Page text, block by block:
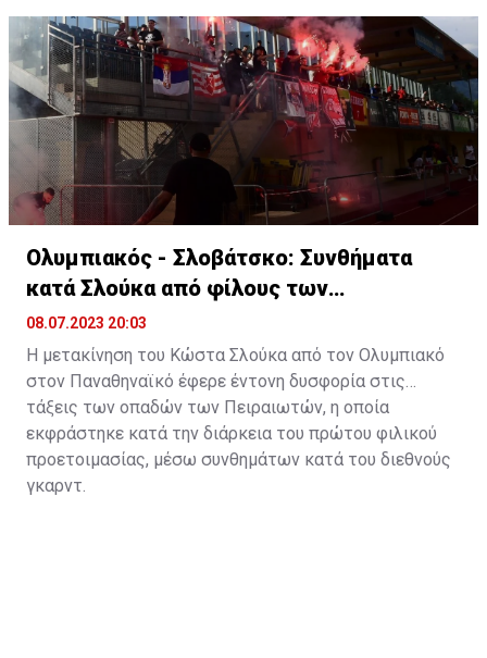
μίλησε για το θέμα της ημέρας, την μετακίνηση του
Κώστα Σλούκα από τους "ερυθρόλευκους" στους
"πράσινους" τονίζοντας: "Ο κάθε άνθρωπος είναι
μεγάλος, παίρνει τις δικές του αποφάσεις. Δεν είμαστε
όλοι ίδιοι. Τα δάχτυλα του χεριού δεν είναι όλα ίδια. Ο
καθένας αντιμετωπίζει τις καταστάσεις όπως πιστεύει
εκείνος καλύτερα για την οικογένεια του, για τον
εγωισμό του. Για αυτά που πιστεύει ότι μπορεί να κάνει.
Πήρε μια απόφαση, σίγουρα ο Κώστας για να πάρει αυτή
την απόφαση τη σκέφτηκε με την οικογένεια του. Ο
καθένας κάνει αυτό που πραγματικά πιστεύει καλύτερο
για εκείνον.
Ολυμπιακός - Σλοβάτσκο: Συνθήματα
κατά Σλούκα από φίλους των
ερυθρολεύκων
08.07.2023 20:03
Η μετακίνηση του Κώστα Σλούκα από τον Ολυμπιακό
στον Παναθηναϊκό έφερε έντονη δυσφορία στις
τάξεις των οπαδών των Πειραιωτών, η οποία
εκφράστηκε κατά την διάρκεια του πρώτου φιλικού
προετοιμασίας, μέσω συνθημάτων κατά του διεθνούς
γκαρντ.